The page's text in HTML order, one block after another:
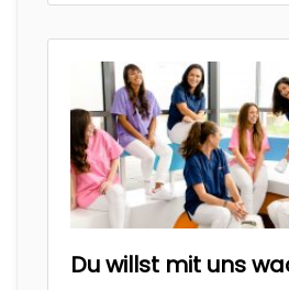
Du willst mit uns